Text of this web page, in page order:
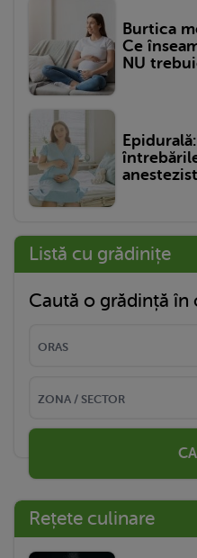
Burtica
Ce
NU
anestezist
Listă cu grădinițe
Caută o grădință în
Rețete culinare